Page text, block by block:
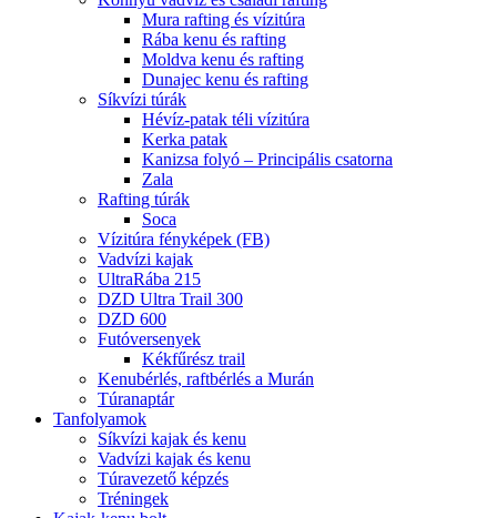
Mura rafting és vízitúra
Rába kenu és rafting
Moldva kenu és rafting
Dunajec kenu és rafting
Síkvízi túrák
Hévíz-patak téli vízitúra
Kerka patak
Kanizsa folyó – Principális csatorna
Zala
Rafting túrák
Soca
Vízitúra fényképek (FB)
Vadvízi kajak
UltraRába 215
DZD Ultra Trail 300
DZD 600
Futóversenyek
Kékfűrész trail
Kenubérlés, raftbérlés a Murán
Túranaptár
Tanfolyamok
Síkvízi kajak és kenu
Vadvízi kajak és kenu
Túravezető képzés
Tréningek